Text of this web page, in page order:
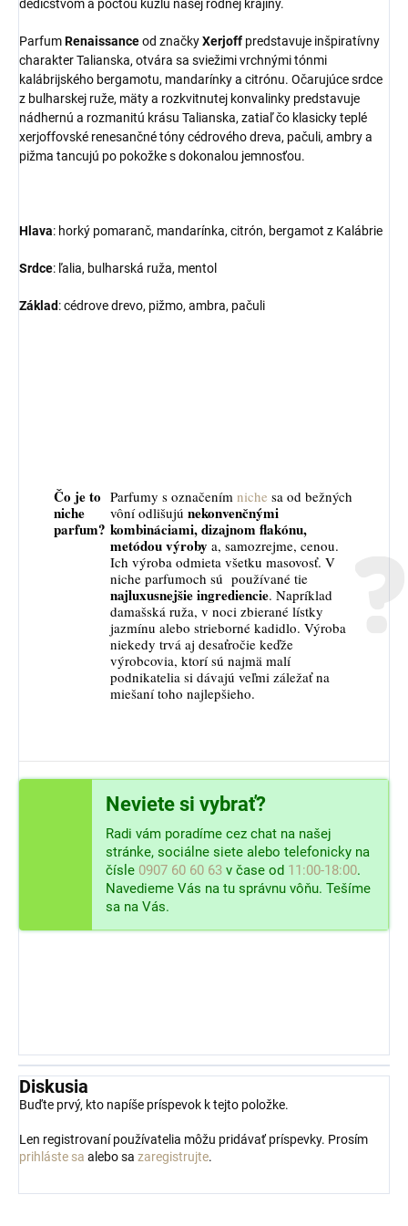
dedičstvom a poctou kúzlu našej rodnej krajiny.
ParfumRenaissanceod značkyXerjoff predstavuje inšpiratívny
charakter Talianska, otvára sa sviežimi vrchnými tónmi
kalábrijského bergamotu, mandarínky a citrónu. Očarujúce srdce
z bulharskej ruže, mäty a rozkvitnutej konvalinky predstavuje
nádhernú a rozmanitú krásu Talianska, zatiaľ čo klasicky teplé
xerjoffovské renesančné tóny cédrového dreva, pačuli, ambry a
pižma tancujú po pokožke s dokonalou jemnosťou.
Hlava: horký pomaranč, mandarínka, citrón, bergamot z Kalábrie
Srdce: ľalia, bulharská ruža, mentol
Základ: cédrove drevo, pižmo, ambra, pačuli
Čo je to
niche
parfum?
Parfumy s označením niche sa od bežných
vôní odlišujú nekonvenčnými
kombináciami, dizajnom flakónu,
metódou výroby a, samozrejme, cenou.
Ich výroba odmieta všetku masovosť. V
niche parfumoch sú používané tie
najluxusnejšie ingrediencie. Napríklad
damašská ruža, v noci zbierané lístky
jazmínu alebo strieborné kadidlo. Výroba
niekedy trvá aj desaťročie keďže
výrobcovia, ktorí sú najmä malí
podnikatelia si dávajú veľmi záležať na
miešaní toho najlepšieho.
Neviete si vybrať?
Radi vám poradíme cez chat na našej
stránke, sociálne siete alebo telefonicky na
čísle 0907 60 60 63 v čase od 11:00-18:00.
Navedieme Vás na tu správnu vôňu. Tešíme
sa na Vás.
Diskusia
Buďte prvý, kto napíše príspevok k tejto položke.
Len registrovaní používatelia môžu pridávať príspevky. Prosím
prihláste sa alebo sa zaregistrujte.